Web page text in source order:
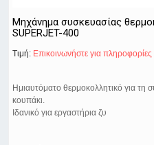
Μηχάνημα συσκευασίας
SUPERJET-400
Τιμή: Eπικοινωνήστε για πληροφορίες
Ημιαυτόματο θερμοκολλητικό για τη
κουπάκι.
Ιδανικό για εργαστήρια ζυ